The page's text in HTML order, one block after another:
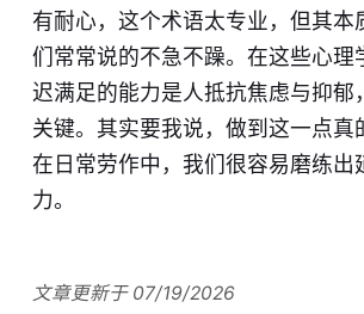
有耐心，这个术语太专业，但其本
们常常说的不急不躁。在这些心理
迟满足的能力是人抵抗焦虑与抑郁
关键。其实要我说，做到这一点真
在日常劳作中，我们很容易磨练出
力。
文章更新于 07/19/2026